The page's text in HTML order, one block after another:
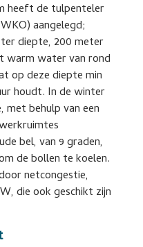
heeft de tulpenteler
aangelegd;
diepte, 200 meter
warm water van rond
op deze diepte min
houdt. In de winter
behulp van een
bel, van 9 graden,
de bollen te koelen.
netcongestie,
die ook geschikt zijn